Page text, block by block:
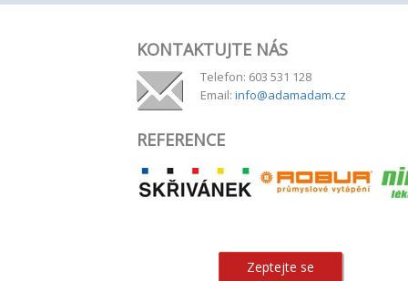
KONTAKTUJTE NÁS
Telefon: 603 531 128
Email: info@adamadam.cz
REFERENCE
Zeptejte se